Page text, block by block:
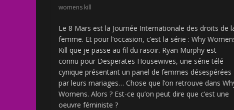
womens kill
Le 8 Mars est la Journée Internationale des droits de
femme. Et pour l’occasion, c’est la série : Why
Kill que je passe au fil du rasoir. Ryan Murphy est
connu pour Desperates Housewives, une série télé
cynique présentant un panel de femmes désespérées
par leurs mariages… Chose que l’on retrouve dans
Womens. Alors ? Est-ce qu’on peut dire que c’est une
oeuvre féministe ?